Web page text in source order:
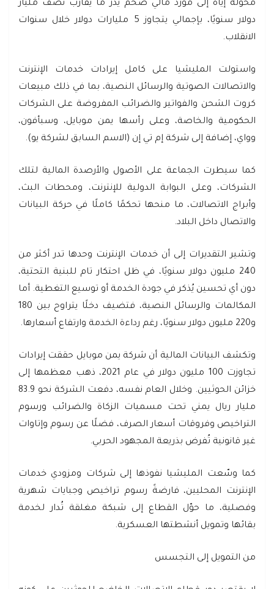
محوّلة إياه إلى مورد مالي ضخم يدر ما يقارب نصف مليار
دولار سنويًا، بإجمالي يتجاوز 5 مليارات دولار خلال سنوات
الانقلاب.
واستولت المليشيا على كامل إيرادات خدمات الإنترنت
والاتصالات الصوتية والرسائل النصية، بما في ذلك مبيعات
كروت الشحن والفواتير والضرائب المفروضة على الشركات
الحكومية والخاصة، وعلى رأسها يمن موبايل، وسبأفون،
وواي، إضافة إلى شركة إم تي إن (الاسم السابق لشركة يو).
كما سيطرت الجماعة على الأصول والأرصدة المالية لتلك
الشركات، وعلى البوابة الدولية للإنترنت، ومحطات البث،
وأبراج الاتصالات، ما منحها تحكمًا كاملًا في حركة البيانات
والاتصال داخل البلاد.
وتشير التقديرات إلى أن خدمات الإنترنت وحدها تدر أكثر من
240 مليون دولار سنويًا، في ظل احتكار تام للبنية التحتية،
دون أي تحسين يُذكر في جودة الخدمة أو توسيع التغطية. أما
المكالمات والرسائل النصية، فتضيف دخلًا يتراوح بين 180
و220 مليون دولار سنويًا، رغم رداءة الخدمة وارتفاع أسعارها.
وتكشف البيانات المالية أن شركة يمن موبايل حققت إيرادات
تجاوزت 100 مليون دولار في عام 2021، ذهب معظمها إلى
خزائن الحوثيين. وخلال العام نفسه، دفعت الشركة نحو 83.9
مليار ريال يمني تحت مسميات الزكاة والضرائب ورسوم
التراخيص وفروقات أسعار الصرف، فضلًا عن رسوم وإتاوات
غير قانونية تُفرض بذريعة المجهود الحربي.
كما وسّعت المليشيا نفوذها إلى شركات ومزودي خدمات
الإنترنت المحليين، فارضةً رسوم تراخيص وجبايات شهرية
وفصلية، ما حوّل القطاع إلى شبكة مغلقة تُدار لخدمة
بقائها وتمويل أنشطتها العسكرية.
من التمويل إلى التجسس